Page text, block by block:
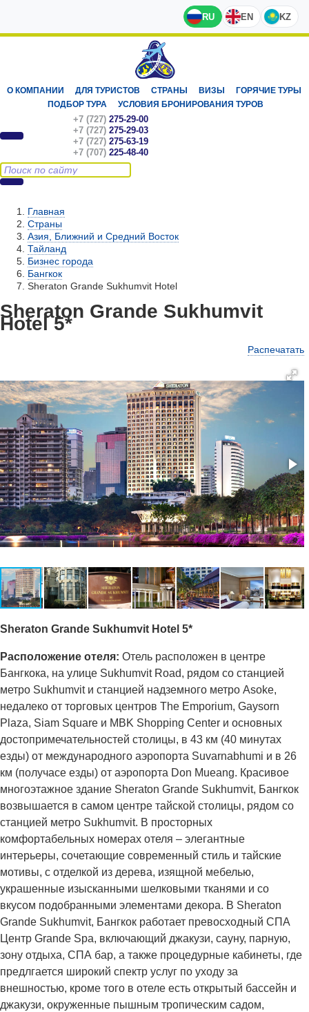
RU EN KZ
О КОМПАНИИ ДЛЯ ТУРИСТОВ СТРАНЫ ВИЗЫ
ГОРЯЧИЕ ТУРЫ
ПОДБОР ТУРА
УСЛОВИЯ БРОНИРОВАНИЯ ТУРОВ
+7 (727) 275-29-00
+7 (727) 275-29-03
+7 (727) 275-63-19
+7 (707) 225-48-40
Главная
Страны
Азия, Ближний и Средний Восток
Тайланд
Бизнес города
Бангкок
Sheraton Grande Sukhumvit Hotel
Sheraton Grande Sukhumvit
Hotel 5*
Распечатать
Sheraton Grande Sukhumvit Hotel 5*
Расположение отеля: Отель расположен в центре
Бангкока, на улице Sukhumvit Road, рядом со станцией
метро Sukhumvit и станцией надземного метро Asoke,
недалеко от торговых центров The Emporium, Gaysorn
Plaza, Siam Square и MBK Shopping Center и основных
достопримечательностей столицы, в 43 км (40 минутах
езды) от международного аэропорта Suvarnabhumi и в 26
км (получасе езды) от аэропорта Don Mueang. Красивое
многоэтажное здание Sheraton Grande Sukhumvit, Бангкок
возвышается в самом центре тайской столицы, рядом со
станцией метро Sukhumvit. В просторных
комфортабельных номерах отеля – элегантные
интерьеры, сочетающие современный стиль и тайские
мотивы, с отделкой из дерева, изящной мебелью,
украшенные изысканными шелковыми тканями и со
вкусом подобранными элементами декора. В Sheraton
Grande Sukhumvit, Бангкок работает превосходный СПА
Центр Grande Spa, включающий джакузи, сауну, парную,
зону отдыха, СПА бар, а также процедурные кабинеты, где
предлгается широкий спектр услуг по уходу за
внешностью, кроме того в отеле есть открытый бассейн и
джакузи, окруженные пышным тропическим садом,